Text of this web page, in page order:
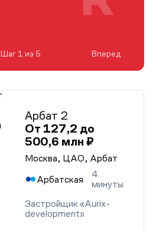
Арбат 2
От 127,2 до
500,6 млн ₽
Москва, ЦАО, Арбат
Арбатская
4
минуты
Застройщик «Aurix-
development»
Шаг 1 из 5 Вперед